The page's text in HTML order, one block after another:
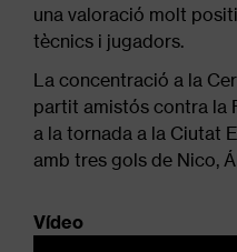
una valoració molt
tècnics i jugadors.
La concentració a la
partit amistós contra la
a la tornada a la Ciutat
amb tres gols de Nico,
Vídeo